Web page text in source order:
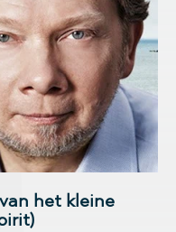
het kleine